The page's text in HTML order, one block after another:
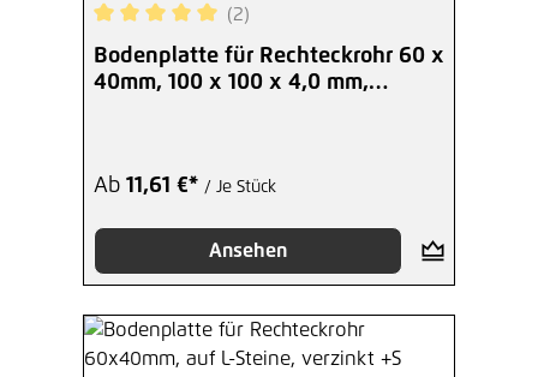
Durchschnittliche Bewertung von 5 von 5
(2)
Bodenplatte für Rechteckrohr 60 x
40mm, 100 x 100 x 4,0 mm,
Ab 11,61 €* / Je Stück
Ansehen